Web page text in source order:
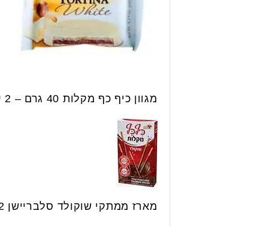
מגוון כיף כף מקלות 40 גרם – 2 יחידות ב 10 ש״ח.
מארז ממתקי שוקולד סלבריישן 2 יחידות ב 40 ש״ח.